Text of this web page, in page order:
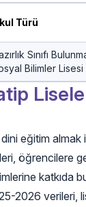
Türü
Sınıfı
Bilimler Lisesi
eğitim
öğrencilere
katkıda
2026